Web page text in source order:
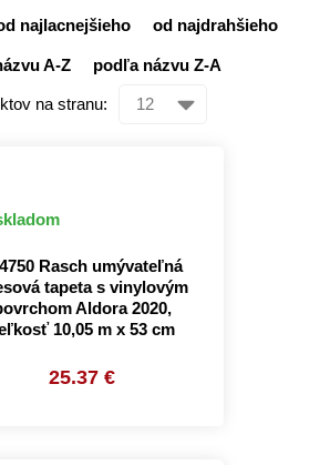
najlacnejšieho od najdrahšieho
A-Z podľa názvu Z-A
na stranu:
Rasch umývateľná
tapeta s vinylovým
Aldora 2020,
10,05 m x 53 cm
25.37 €